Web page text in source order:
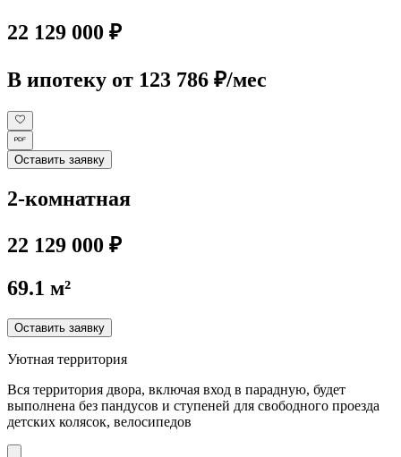
22 129 000 ₽
В ипотеку от 123 786 ₽/мес
Оставить заявку
2-комнатная
22 129 000 ₽
69.1 м²
Оставить заявку
Уютная территория
Вся территория двора, включая вход в парадную, будет
выполнена без пандусов и ступеней для свободного проезда
детских колясок, велосипедов